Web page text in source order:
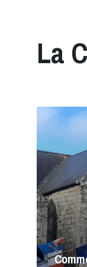
La
Lire